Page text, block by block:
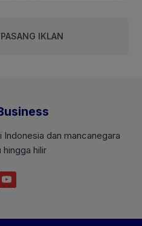
PASANG IKLAN
dan mancanegara
hingga hilir